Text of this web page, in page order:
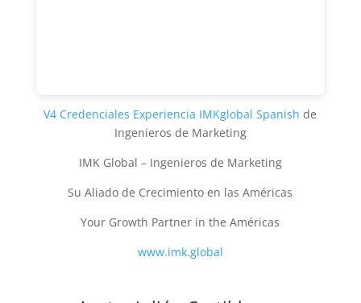
V4 Credenciales Experiencia IMKglobal Spanish de
Ingenieros de Marketing
IMK Global – Ingenieros de Marketing
Su Aliado de Crecimiento en las Américas
Your Growth Partner in the Américas
www.imk.global